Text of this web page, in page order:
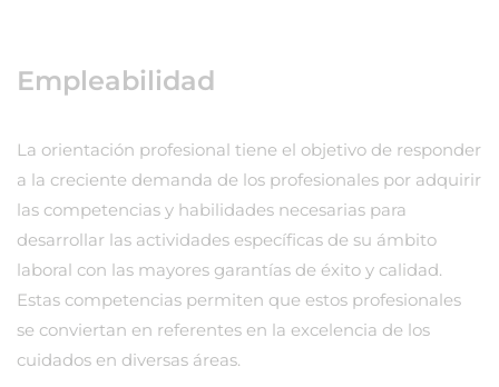
Empleabilidad
La orientación profesional tiene el objetivo de responder
a la creciente demanda de los profesionales por adquirir
las competencias y habilidades necesarias para
desarrollar las actividades específicas de su ámbito
laboral con las mayores garantías de éxito y calidad.
Estas competencias permiten que estos profesionales
se conviertan en referentes en la excelencia de los
cuidados en diversas áreas.